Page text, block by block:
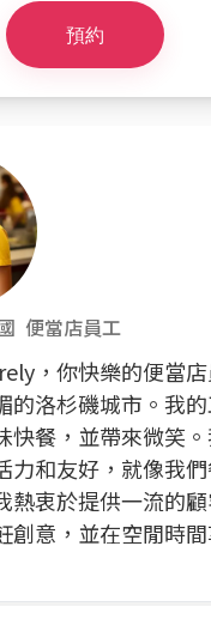
預約
便當店員工
，你快樂的便當店
的洛杉磯城市。我
快餐，並帶來微笑
力和友好，就像我
熱衷於提供一流的
創意，並在空閒時